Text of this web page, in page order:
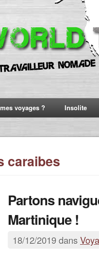
voyages ? Insolite
caraibes
Partons
Martinique !
18/12/2019 dans